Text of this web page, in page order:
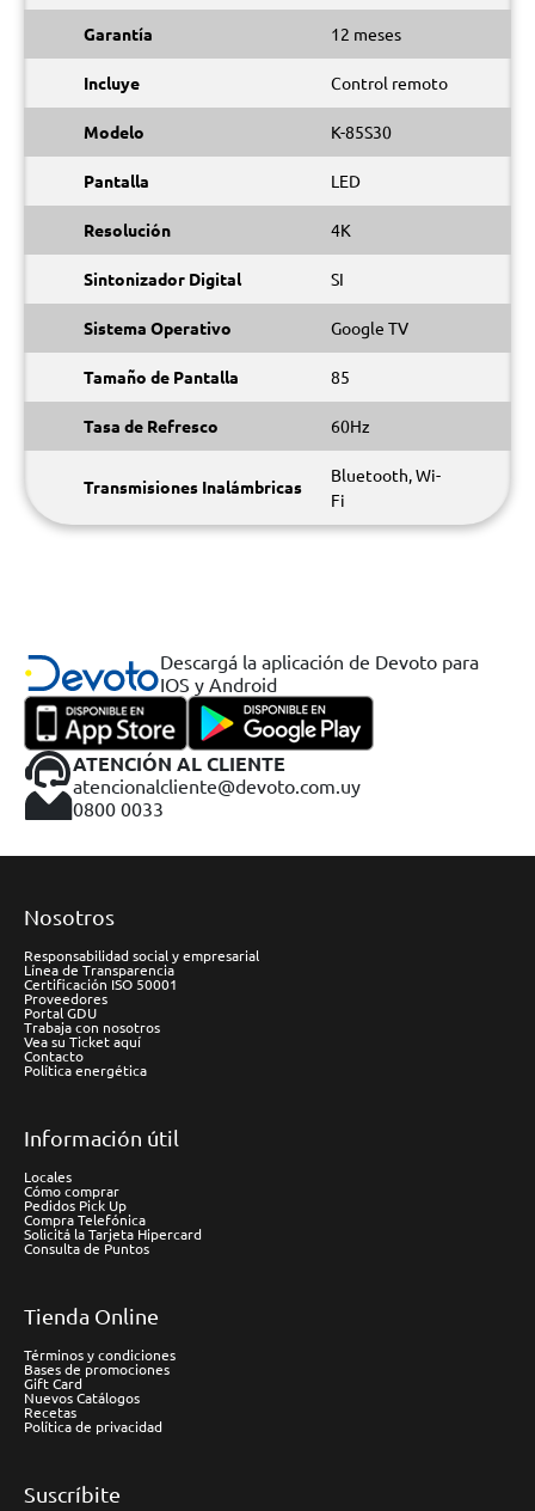
Garantía 12 meses
Incluye Control remoto
Modelo K-85S30
Pantalla LED
Resolución 4K
Sintonizador Digital SI
Sistema Operativo Google TV
Tamaño de Pantalla 85
Tasa de Refresco 60Hz
Transmisiones Inalámbricas
Bluetooth, Wi-
Fi
Descargá la aplicación de Devoto para
IOS y Android
ATENCIÓN AL CLIENTE
atencionalcliente@devoto.com.uy
0800 0033
Nosotros
Responsabilidad social y empresarial
Línea de Transparencia
Certificación ISO 50001
Proveedores
Portal GDU
Trabaja con nosotros
Vea su Ticket aquí
Contacto
Política energética
Información útil
Locales
Cómo comprar
Pedidos Pick Up
Compra Telefónica
Solicitá la Tarjeta Hipercard
Consulta de Puntos
Tienda Online
Términos y condiciones
Bases de promociones
Gift Card
Nuevos Catálogos
Recetas
Política de privacidad
Suscríbite